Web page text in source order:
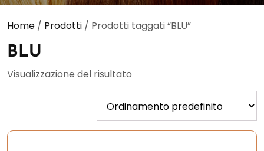
Home / Prodotti / Prodotti taggati “BLU”
BLU
Visualizzazione del risultato